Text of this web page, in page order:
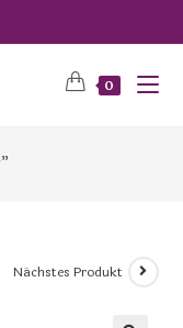
0
Nächstes Produkt